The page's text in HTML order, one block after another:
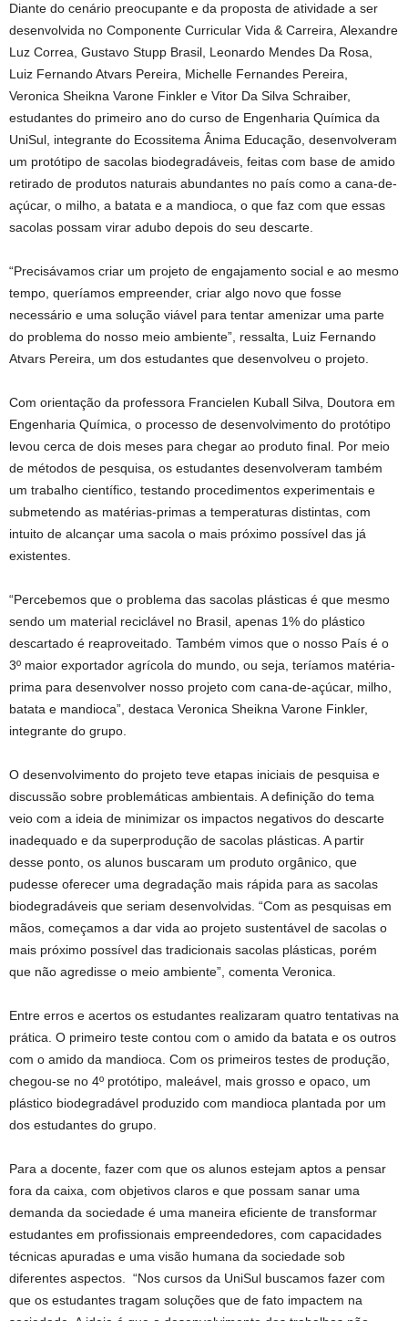
Diante do cenário preocupante e da proposta de atividade a ser
desenvolvida no Componente Curricular Vida & Carreira, Alexandre
Luz Correa, Gustavo Stupp Brasil, Leonardo Mendes Da Rosa,
Luiz Fernando Atvars Pereira, Michelle Fernandes Pereira,
Veronica Sheikna Varone Finkler e Vitor Da Silva Schraiber,
estudantes do primeiro ano do curso de Engenharia Química da
UniSul, integrante do Ecossitema Ânima Educação, desenvolveram
um protótipo de sacolas biodegradáveis, feitas com base de amido
retirado de produtos naturais abundantes no país como a cana-de-
açúcar, o milho, a batata e a mandioca, o que faz com que essas
sacolas possam virar adubo depois do seu descarte.
“Precisávamos criar um projeto de engajamento social e ao mesmo
tempo, queríamos empreender, criar algo novo que fosse
necessário e uma solução viável para tentar amenizar uma parte
do problema do nosso meio ambiente”, ressalta, Luiz Fernando
Atvars Pereira, um dos estudantes que desenvolveu o projeto.
Com orientação da professora Francielen Kuball Silva, Doutora em
Engenharia Química, o processo de desenvolvimento do protótipo
levou cerca de dois meses para chegar ao produto final. Por meio
de métodos de pesquisa, os estudantes desenvolveram também
um trabalho científico, testando procedimentos experimentais e
submetendo as matérias-primas a temperaturas distintas, com
intuito de alcançar uma sacola o mais próximo possível das já
existentes.
“Percebemos que o problema das sacolas plásticas é que mesmo
sendo um material reciclável no Brasil, apenas 1% do plástico
descartado é reaproveitado. Também vimos que o nosso País é o
3º maior exportador agrícola do mundo, ou seja, teríamos matéria-
prima para desenvolver nosso projeto com cana-de-açúcar, milho,
batata e mandioca”, destaca Veronica Sheikna Varone Finkler,
integrante do grupo.
O desenvolvimento do projeto teve etapas iniciais de pesquisa e
discussão sobre problemáticas ambientais. A definição do tema
veio com a ideia de minimizar os impactos negativos do descarte
inadequado e da superprodução de sacolas plásticas. A partir
desse ponto, os alunos buscaram um produto orgânico, que
pudesse oferecer uma degradação mais rápida para as sacolas
biodegradáveis que seriam desenvolvidas. “Com as pesquisas em
mãos, começamos a dar vida ao projeto sustentável de sacolas o
mais próximo possível das tradicionais sacolas plásticas, porém
que não agredisse o meio ambiente”, comenta Veronica.
Entre erros e acertos os estudantes realizaram quatro tentativas na
prática. O primeiro teste contou com o amido da batata e os outros
com o amido da mandioca. Com os primeiros testes de produção,
chegou-se no 4º protótipo, maleável, mais grosso e opaco, um
plástico biodegradável produzido com mandioca plantada por um
dos estudantes do grupo.
Para a docente, fazer com que os alunos estejam aptos a pensar
fora da caixa, com objetivos claros e que possam sanar uma
demanda da sociedade é uma maneira eficiente de transformar
estudantes em profissionais empreendedores, com capacidades
técnicas apuradas e uma visão humana da sociedade sob
diferentes aspectos. “Nos cursos da UniSul buscamos fazer com
que os estudantes tragam soluções que de fato impactem na